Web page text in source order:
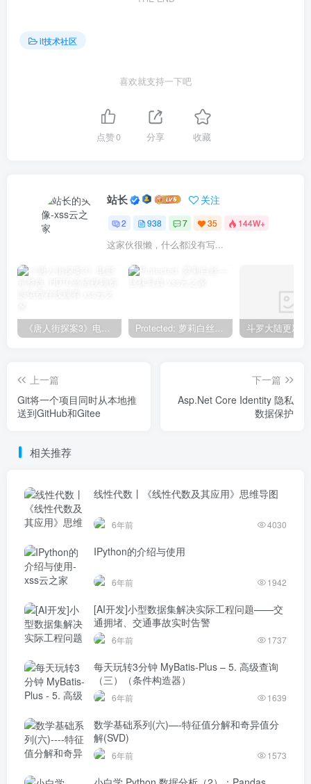
it技术社区
喜欢就支持一下吧
点赞0 分享 收藏
站长 关注
2 938 7 35 144W+
这家伙很懒，什么都没有写...
《唐人街探案3》电影完整版_HDTC高清视频资源免费在线观看 Protected: 萝莉白丝—丝袜写真
上一篇
Git将一个项目同时从本地推
送到GitHub和Gitee
下一篇
Asp.Net Core Identity 隐私
数据保护
相关推荐
线性代数丨《线性代数及其应用》思维导图
6年前 4030
IPython的介绍与使用
6年前 1942
[AI开发]小型数据集解决实际工程问题——交
通拥堵、交通事故实时告警
6年前 1737
每天玩转3分钟 MyBatis-Plus – 5. 高级查询
（三）（条件构造器）
6年前 1639
数学基础系列(六)—-特征值分解和奇异值分
解(SVD)
6年前 1573